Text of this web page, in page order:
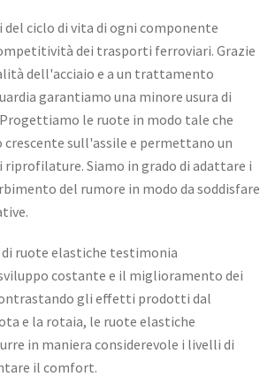
ciclo di vita di ogni componente
dei trasporti ferroviari. Grazie
dell'acciaio e a un trattamento
garantiamo una minore usura di
le ruote in modo tale che
crescente sull'assile e permettano un
riprofilature. Siamo in grado di adattare i
del rumore in modo da soddisfare
ruote elastiche testimonia
costante e il miglioramento dei
gli effetti prodotti dal
e la rotaia, le ruote elastiche
in maniera considerevole i livelli di
il comfort.